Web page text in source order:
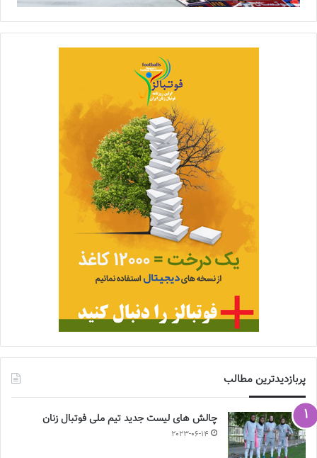
پربازدیدترین مطالب
چالش هاى ليست جدید تيم ملى فوتبال زنان
2023-06-14